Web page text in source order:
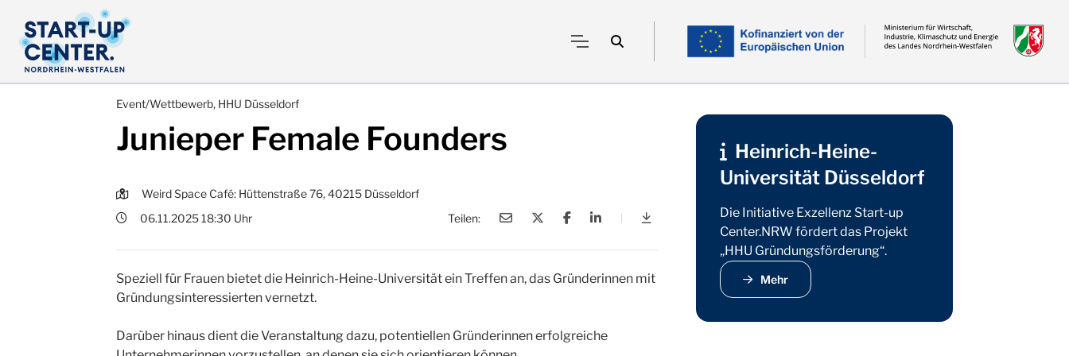
Event/Wettbewerb, HHU Düsseldorf
Junieper Female Founders
Weird Space Café: Hüttenstraße 76, 40215 Düsseldorf
06.11.2025 18:30 Uhr
Teilen:
Junieper Female Founders
Speziell für Frauen bietet die Heinrich-Heine-Universität ein Treffen an, das Gründerinnen mit
Gründungsinteressierten vernetzt.
Darüber hinaus dient die Veranstaltung dazu, potentiellen Gründerinnen erfolgreiche
Heinrich-Heine-
Universität Düsseldorf
Die Initiative Exzellenz Start-up
Center.NRW fördert das Projekt
„HHU Gründungsförderung“.
Mehr